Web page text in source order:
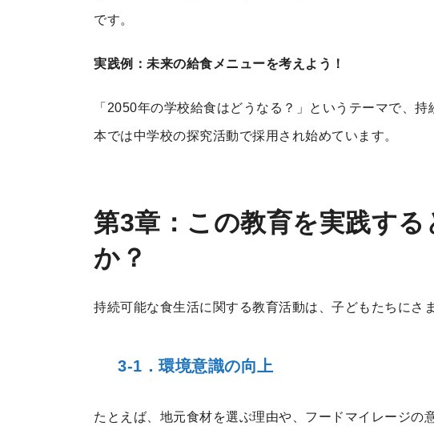
です。
実践例：未来の給食メニューを考えよう！
「2050年の学校給食はどうなる？」というテーマで、
本では中学校の探究活動で採用され始めています。
第3章：この教育を実践す
か？
持続可能な食生活に関する教育活動は、子どもたちにさ
3-1．環境意識の向上
たとえば、地元食材を選ぶ理由や、フードマイレージの